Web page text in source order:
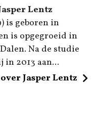
Lentz
is geboren in
is opgegroeid in
Na de studie
2013 aan...
Jasper Lentz